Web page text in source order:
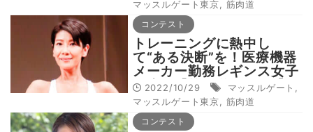
マッスルゲート東京
筋肉道
コンテスト
トレーニングに熱中し
て“ある決断”を！医療機器
メーカー勤務レギンス女子
の歩み【筋肉道 Vol.25】
2022/10/29 マッスルゲート
マッスルゲート東京
筋肉道
コンテスト